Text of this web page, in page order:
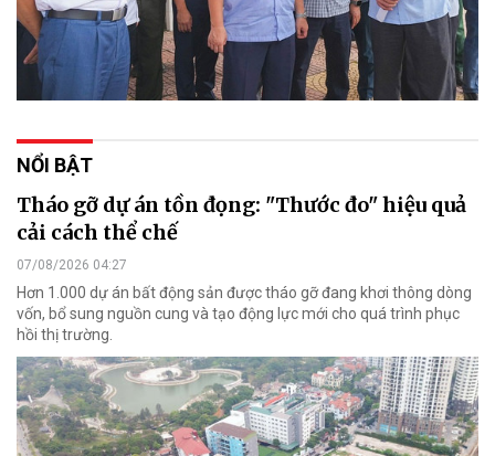
NỔI BẬT
Tháo gỡ dự án tồn đọng: "Thước đo" hiệu quả
cải cách thể chế
07/08/2026 04:27
Hơn 1.000 dự án bất động sản được tháo gỡ đang khơi thông dòng
vốn, bổ sung nguồn cung và tạo động lực mới cho quá trình phục
hồi thị trường.